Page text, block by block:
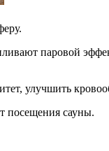
паровой
улучшить
посещения сауны.